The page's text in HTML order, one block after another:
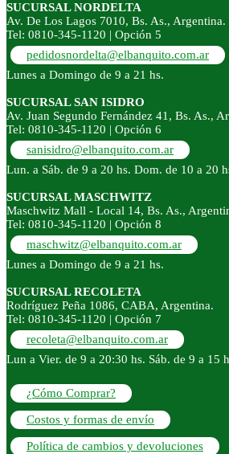
SUCURSAL NORDELTA
Av. De Los Lagos 7010, Bs. As., Argentina.
Tel: 0810-345-1120 | Opción 5
pedidosnordelta@elbanquito.com.ar
Lunes a Domingo de 9 a 21 hs.
SUCURSAL SAN ISIDRO
Av. Juan Segundo Fernández 41, Bs. As.,
Tel: 0810-345-1120 | Opción 6
sanisidro@elbanquito.com.ar
Lun. a Sáb. de 9 a 20 hs. Dom. de 10 a 20
SUCURSAL MASCHWITZ
Maschwitz Mall - Local 14, Bs. As.,
Tel: 0810-345-1120 | Opción 8
maschwitz@elbanquito.com.ar
Lunes a Domingo de 9 a 21 hs.
SUCURSAL RECOLETA
Rodríguez Peña 1086, CABA, Argentina.
Tel: 0810-345-1120 | Opción 7
recoleta@elbanquito.com.ar
Lun a Vier. de 9 a 20:30 hs. Sáb. de 9 a 15
¿Cómo Comprar?
Costos y formas de envío
Política de cambios y devoluciones